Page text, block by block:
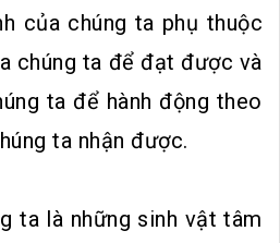
của chúng ta phụ thuộc
chúng ta để đạt được và
ta để hành động theo
ta nhận được.
ta là những sinh vật tâm